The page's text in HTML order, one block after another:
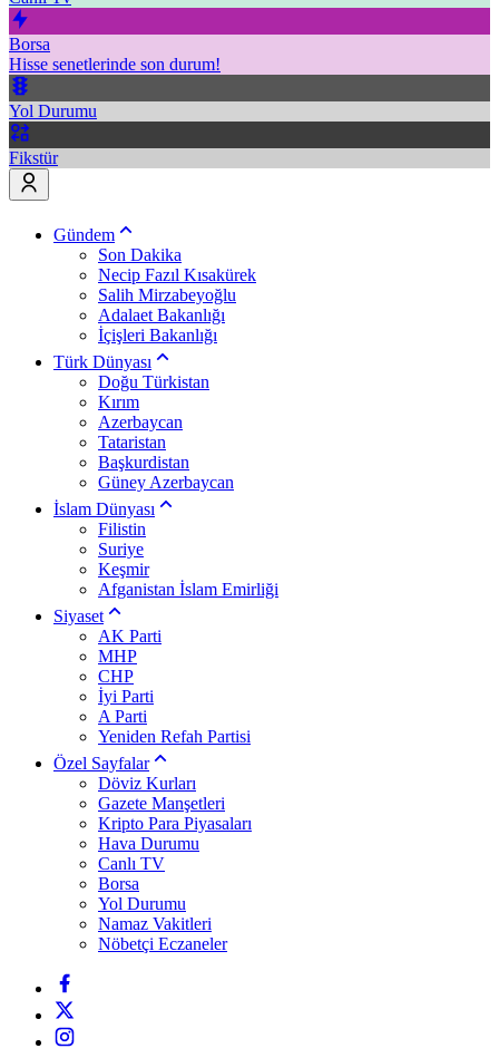
Borsa
Hisse senetlerinde son durum!
Yol Durumu
Fikstür
Gündem
Son Dakika
Necip Fazıl Kısakürek
Salih Mirzabeyoğlu
Adalaet Bakanlığı
İçişleri Bakanlığı
Türk Dünyası
Doğu Türkistan
Kırım
Azerbaycan
Tataristan
Başkurdistan
Güney Azerbaycan
İslam Dünyası
Filistin
Suriye
Keşmir
Afganistan İslam Emirliği
Siyaset
AK Parti
MHP
CHP
İyi Parti
A Parti
Yeniden Refah Partisi
Özel Sayfalar
Döviz Kurları
Gazete Manşetleri
Kripto Para Piyasaları
Hava Durumu
Canlı TV
Borsa
Yol Durumu
Namaz Vakitleri
Nöbetçi Eczaneler